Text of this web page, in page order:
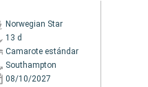
Norwegian Star
13 d
Camarote estándar
Southampton
08/10/2027